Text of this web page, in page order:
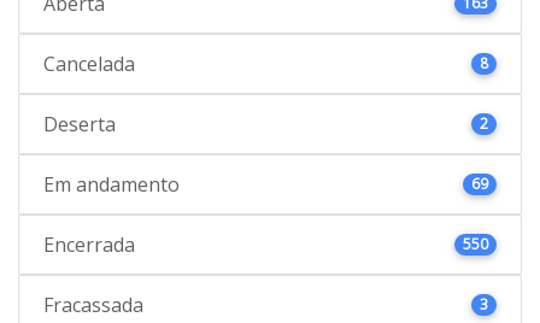
Cancelada 8
Deserta 2
Em andamento 69
Encerrada 550
Fracassada 3